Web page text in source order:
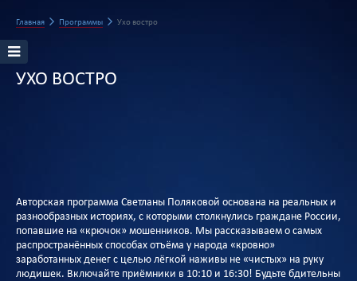
Главная Программы Ухо востро
УХО ВОСТРО
Авторская программа Светланы Поляковой основана на реальных и
разнообразных историях, с которыми столкнулись граждане России,
попавшие на «крючок» мошенников. Мы рассказываем о самых
распространённых способах отъёма у народа «кровно»
заработанных денег с целью лёгкой наживы не «чистых» на руку
людишек. Включайте приёмники в 10:10 и 16:30! Будьте бдительны